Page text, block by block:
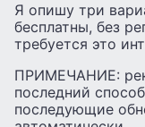
Я опишу три
бесплатны, без
требуется это
ПРИМЕЧАНИЕ:
последний
последующие